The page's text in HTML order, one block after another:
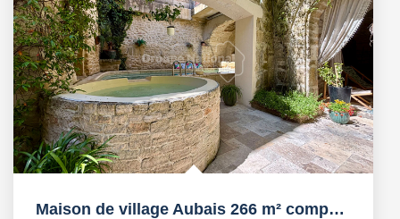
Maison de village Aubais 266 m² composée de la maison...